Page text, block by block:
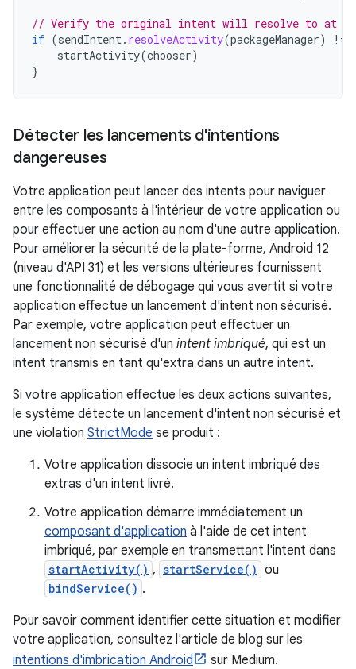
// Verify the original intent will resolve to at
if (sendIntent. resolveActivity(packageManager) !=
startActivity(chooser)
}
Détecter les lancements d'intentions
dangereuses
Votre application peut lancer des intents pour naviguer
entre les composants à l'intérieur de votre application ou
pour effectuer une action au nom d'une autre application.
Pour améliorer la sécurité de la plate-forme, Android 12
(niveau d'API 31) et les versions ultérieures fournissent
une fonctionnalité de débogage qui vous avertit si votre
application effectue un lancement d'intent non sécurisé.
Par exemple, votre application peut effectuer un
lancement non sécurisé d'un intent imbriqué, qui est un
intent transmis en tant qu'extra dans un autre intent.
Si votre application effectue les deux actions suivantes,
le système détecte un lancement d'intent non sécurisé et
une violation StrictMode se produit :
Votre application dissocie un intent imbriqué des
extras d'un intent livré.
Votre application démarre immédiatement un
composant d'application à l'aide de cet intent
imbriqué, par exemple en transmettant l'intent dans
startActivity() , startService() ou
bindService() .
Pour savoir comment identifier cette situation et modifier
votre application, consultez l'article de blog sur les
intentions d'imbrication Android
sur Medium.